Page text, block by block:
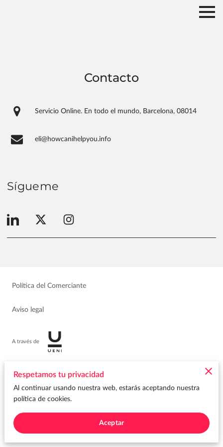
Contacto
Servicio Online. En todo el mundo, Barcelona, 08014
eli@howcanihelpyou.info
Sígueme
Política del Comerciante
Aviso legal
A través de
Respetamos tu privacidad
Al continuar usando nuestra web, estarás aceptando nuestra
política de cookies.
Aceptar